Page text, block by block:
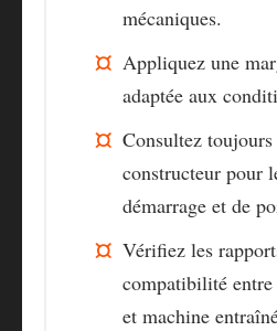
mécaniques.
Appliquez une
adaptée aux
Consultez
constructeur pour
démarrage et de
Vérifiez les
compatibilité
et machine